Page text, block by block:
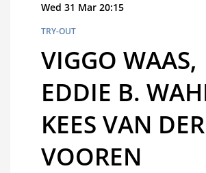
VIGGO WAAS,
EDDIE B.
KEES VAN DER
VOOREN
TRY-OUT
Wed 31 Mar 20:15